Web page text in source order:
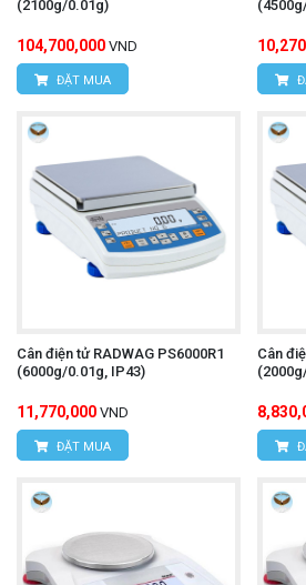
(2100g/0.01g)
104,700,000 VND
ĐẶT MUA
Cân điện tử RADWAG PS6000R1
(6000g/0.01g, IP43)
11,770,000 VND
ĐẶT MUA
Cân